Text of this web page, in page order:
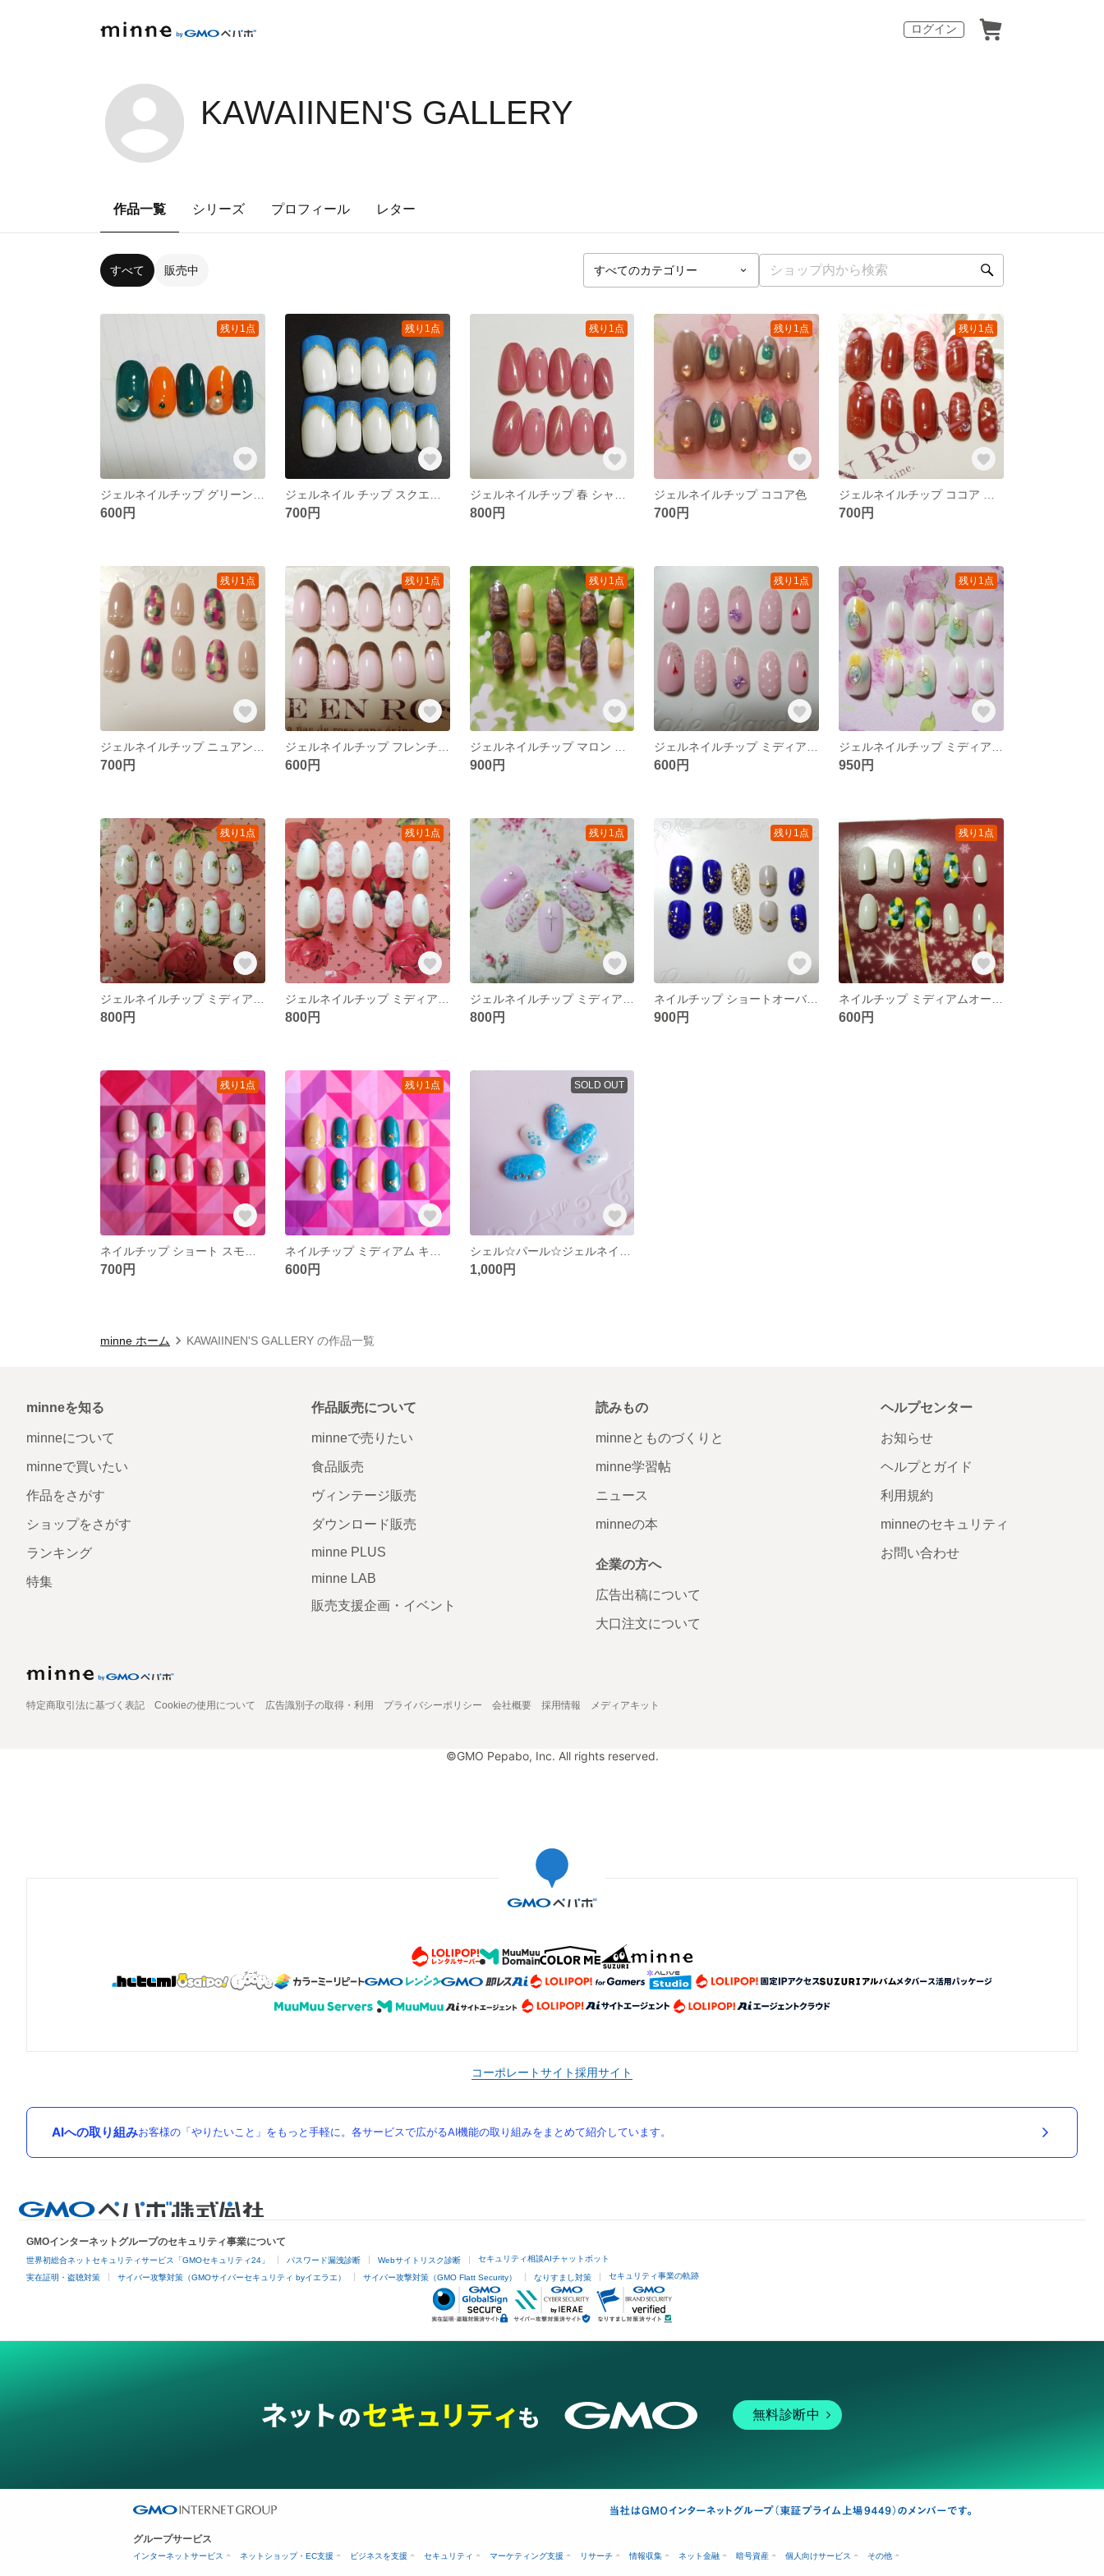
ログイン
KAWAIINEN'S GALLERY
作品一覧 シリーズ プロフィール レター
すべて 販売中
残り1点
600円
残り1点
700円
残り1点
800円
残り1点
ジェルネイルチップ ココア色
700円
残り1点
700円
残り1点
700円
残り1点
600円
残り1点
900円
残り1点
600円
残り1点
950円
残り1点
800円
残り1点
800円
残り1点
800円
残り1点
ネイルチップ ショートオーバル 平爪冬ネイル ネイビー 星 ホログラム ゴールド
900円
残り1点
600円
残り1点
700円
残り1点
600円
SOLD OUT
1,000円
minne ホーム KAWAIINEN'S GALLERY の作品一覧
minneを知る
minneについて
minneで買いたい
作品をさがす
ショップをさがす
ランキング
特集
作品販売について
minneで売りたい
食品販売
ヴィンテージ販売
ダウンロード販売
minne PLUS
minne LAB
販売支援企画・イベント
読みもの
minneとものづくりと
minne学習帖
ニュース
minneの本
企業の方へ
広告出稿について
大口注文について
ヘルプセンター
お知らせ
ヘルプとガイド
利用規約
minneのセキュリティ
お問い合わせ
特定商取引法に基づく表記 Cookieの使用について 広告識別子の取得・利用 プライバシーポリシー 会社概要 採用情報 メディアキット
©GMO Pepabo, Inc. All rights reserved.
コーポレートサイト採用サイト
AIへの取り組みお客様の「やりたいこと」をもっと手軽に。各サービスで広がるAI機能の取り組みをまとめて紹介しています。
GMOインターネットグループのセキュリティ事業について
世界初総合ネットセキュリティサービス「GMOセキュリティ24」 パスワード漏洩診断 Webサイトリスク診断 セキュリティ相談AIチャットボット
実在証明・盗聴対策 サイバー攻撃対策（GMOサイバーセキュリティ byイエラエ） サイバー攻撃対策（GMO Flatt Security） なりすまし対策 セキュリティ事業の軌跡
無料診断中
グループサービス
インターネットサービス ネットショップ・EC支援 ビジネスを支援 セキュリティ マーケティング支援 リサーチ 情報収集 ネット金融 暗号資産 個人向けサービス その他